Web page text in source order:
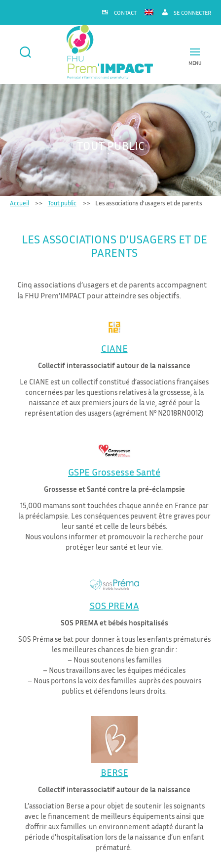
CONTACT SE CONNECTER
FHU
Prem'IMPACT
MENU
TOUT PUBLIC
Accueil Tout public Les associations d’usagers et de parents
LES ASSOCIATIONS D’USAGERS ET DE
PARENTS
Cinq associations d’usagers et de parents accompagnent
la FHU Prem’IMPACT pour atteindre ses objectifs.
CIANE
Collectif interassociatif autour de la naissance
Le CIANE est un collectif constitué d’associations françaises
concernées par les questions relatives à la grossesse, à la
naissance et aux premiers jours de la vie, agréé pour la
représentation des usagers (agrément N° N2018RN0012)
GSPE Grossesse Santé
Grossesse et Santé contre la pré-éclampsie
15,000 mamans sont touchées chaque année en France par
la prééclampsie. Les conséquences peuvent être graves pour
leur santé et celle de leurs bébés.
Nous voulons informer et promouvoir la recherche pour
protéger leur santé et leur vie.
SOS PREMA
SOS PREMA et bébés hospitalisés
SOS Préma se bat pour donner à tous les enfants prématurés
les meilleures chances de bien grandir :
– Nous soutenons les familles
– Nous travaillons avec les équipes médicales
– Nous portons la voix des familles auprès des pouvoirs
publics et défendons leurs droits.
BERSE
Collectif interassociatif autour de la naissance
L’association Berse a pour objet de soutenir les soignants
avec le financement de meilleurs équipements ainsi que
d’offrir aux familles un environnement adapté durant la
période d’hospitalisation lors de la naissance d’un enfant
prématuré.